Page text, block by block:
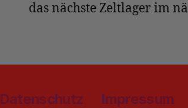
das nächste Zeltlager im
Datenschutz Impressum